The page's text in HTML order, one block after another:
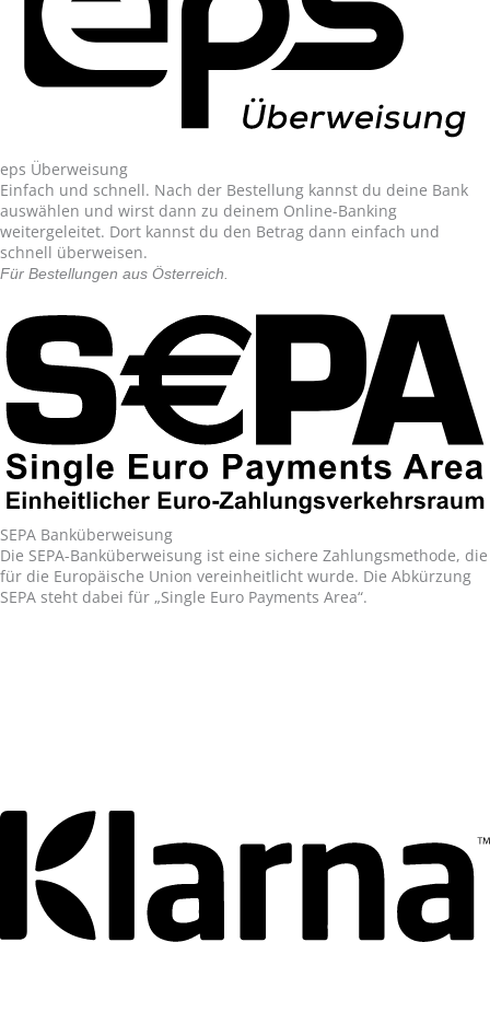
eps Überweisung
Einfach und schnell. Nach der Bestellung kannst du deine Bank
auswählen und wirst dann zu deinem Online-Banking
weitergeleitet. Dort kannst du den Betrag dann einfach und
schnell überweisen.
Für Bestellungen aus Österreich.
SEPA Banküberweisung
Die SEPA-Banküberweisung ist eine sichere Zahlungsmethode, die
für die Europäische Union vereinheitlicht wurde. Die Abkürzung
SEPA steht dabei für „Single Euro Payments Area“.